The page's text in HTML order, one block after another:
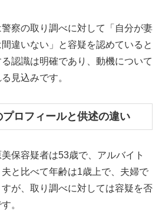
察の取り調べに対して「自分が妻
違いない」と容疑を認めていると
認識は明確であり、動機について
見込みです。
ロフィールと供述の違い
保容疑者は53歳で、アルバイト
と比べて年齢は1歳上で、夫婦で
が、取り調べに対しては容疑を否
。